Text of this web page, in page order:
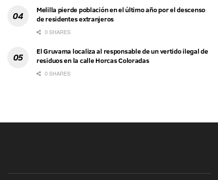
Melilla pierde población en el último año por el descenso
de residentes extranjeros
0 SHARES
El Gruvama localiza al responsable de un vertido ilegal de
residuos en la calle Horcas Coloradas
0 SHARES